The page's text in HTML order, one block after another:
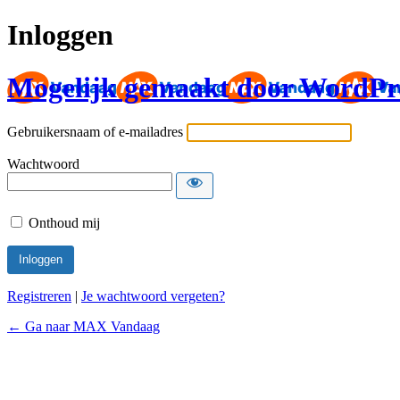
Inloggen
Mogelijk gemaakt door
Gebruikersnaam of e-mailadres
Wachtwoord
Onthoud mij
Registreren | Je wachtwoord vergeten?
← Ga naar MAX Vandaag